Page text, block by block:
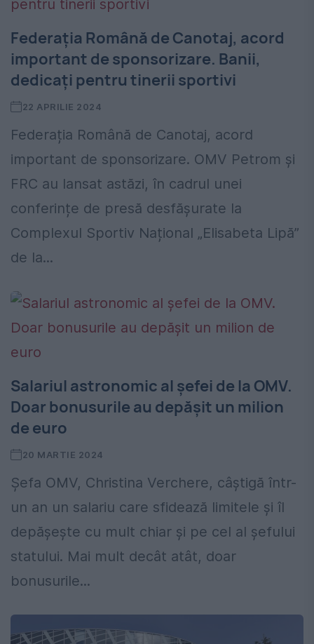
Federația Română de Canotaj, acord
important de sponsorizare. Banii,
dedicați pentru tinerii sportivi
22 APRILIE 2024
Federația Română de Canotaj, acord
important de sponsorizare. OMV Petrom și
FRC au lansat astăzi, în cadrul unei
conferințe de presă desfășurate la
Complexul Sportiv Național „Elisabeta Lipă”
de la...
Salariul astronomic al șefei de la OMV.
Doar bonusurile au depășit un milion
de euro
20 MARTIE 2024
Șefa OMV, Christina Verchere, câștigă într-
un an un salariu care sfidează limitele și îl
depășește cu mult chiar și pe cel al șefului
statului. Mai mult decât atât, doar
bonusurile...